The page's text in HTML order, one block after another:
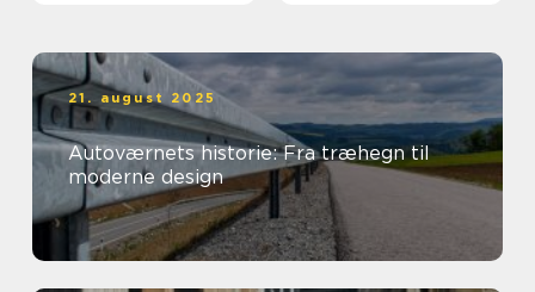
21. august 2025
Autoværnets historie: Fra træhegn til
moderne design